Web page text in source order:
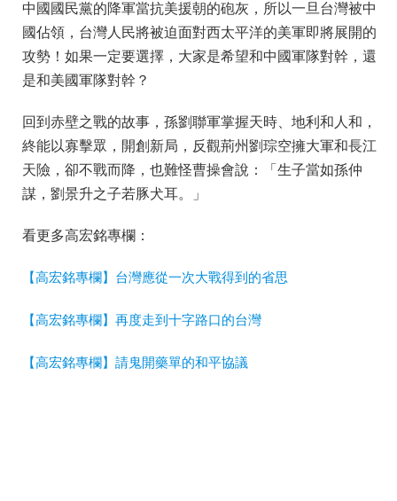
中國國民黨的降軍當抗美援朝的砲灰，所以一旦台灣被中
國佔領，台灣人民將被迫面對西太平洋的美軍即將展開的
攻勢！如果一定要選擇，大家是希望和中國軍隊對幹，還
是和美國軍隊對幹？
回到赤壁之戰的故事，孫劉聯軍掌握天時、地利和人和，
終能以寡擊眾，開創新局，反觀荊州劉琮空擁大軍和長江
天險，卻不戰而降，也難怪曹操會說：「生子當如孫仲
謀，劉景升之子若豚犬耳。」
看更多高宏銘專欄：
【高宏銘專欄】台灣應從一次大戰得到的省思
【高宏銘專欄】再度走到十字路口的台灣
【高宏銘專欄】請鬼開藥單的和平協議